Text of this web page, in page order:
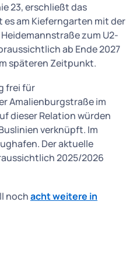
23, erschließt das
am Kieferngarten mit der
zum U2-
ab Ende 2027
späteren Zeitpunkt.
frei für
Amalienburgstraße im
dieser Relation würden
verknüpft. Im
Der aktuelle
2025/2026
nochacht weitere in